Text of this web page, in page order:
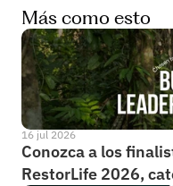
Más como esto
16 jul 2026
Conozca a los
RestorLife 2026,